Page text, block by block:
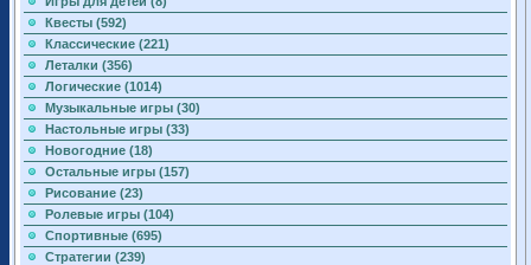
Квесты (592)
Классические (221)
Леталки (356)
Логические (1014)
Музыкальные игры (30)
Настольные игры (33)
Новогодние (18)
Остальные игры (157)
Рисование (23)
Ролевые игры (104)
Спортивные (695)
Стратегии (239)